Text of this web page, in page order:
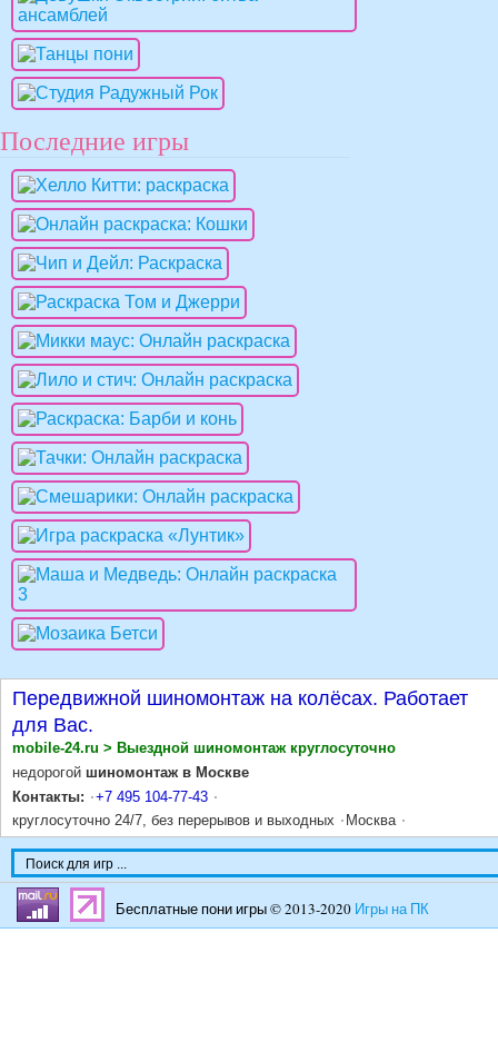
Последние игры
Передвижной шиномонтаж на колёсах. Работает
для Вас.
mobile-24.ru > Выездной шиномонтаж круглосуточно
недорогой шиномонтаж в Москве
Контакты:
+7 495 104-77-43
круглосуточно 24/7, без перерывов и выходных
Москва
Бесплатные пони игры © 2013-2020 Игры на ПК